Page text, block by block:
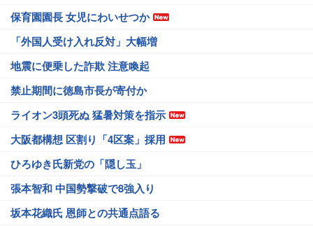
保育園園長 女児にわいせつか
「外国人受け入れ反対」大幅増
地震に便乗した詐欺 注意喚起
禁止期間に徳島市長が寄付か
ライオン3頭死ぬ 猛暑対策を指示
大阪都構想 区割り「4区案」採用
ひろゆき氏新党の「隠し玉」
張本智和 中国勢撃破で8強入り
坂本花織氏 恩師との共通点語る